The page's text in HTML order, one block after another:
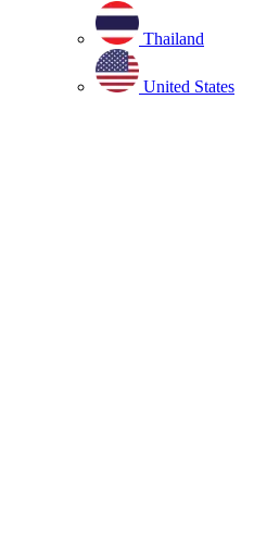
Thailand
United States